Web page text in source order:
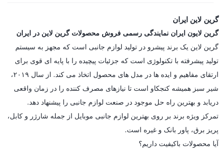
گرین لاین ایران
گرین لایون ایران نمایندگی رسمی فروش محصولات گرین لاین در ایران
گرین لاین یک برند پیشرو در تولید لوازم جانبی است که مجهز به سیستم
تولید پیشرفته با تکنولوژی است که جزئیات پیچیده را با پایه ای قوی برای
ارتقای مفاهیم و ایده ها در مدل های محصول اتخاذ می کند. از سال ۲۰۱۹،
شیر سبز همیشه کنجکاو است تا نیازهای مصرف کننده را در زمان واقعی
دریابد و بهترین راه حل موجود در صنعت لوازم جانبی را پیشنهاد دهد.
تمرکز ویژه برند بر روی بهترین لوازم جانبی موبایل از جمله شارژر و کابل،
پریز برق، پاور بانک و غیره است.
آیا محصولات باکیفیت داریم؟